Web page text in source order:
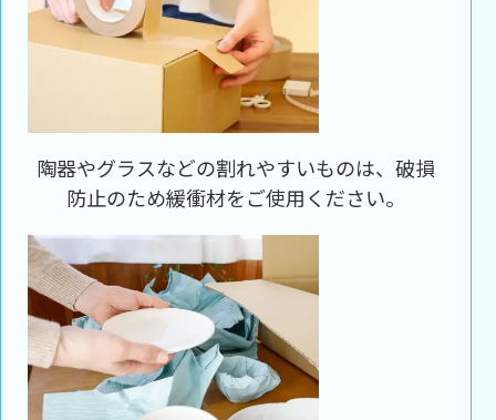
陶器やグラスなどの割れやすいものは、破損
防止のため緩衝材をご使用ください。